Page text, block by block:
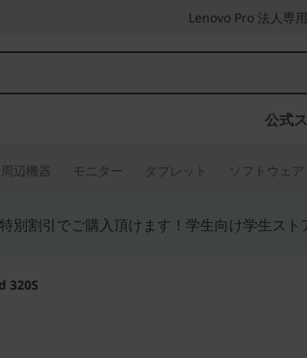
Lenovo Pro 法人専
公式
周辺機器 モニター タブレット ソフトウェア
別割引でご購入頂けます！学生向け学生スト
320S